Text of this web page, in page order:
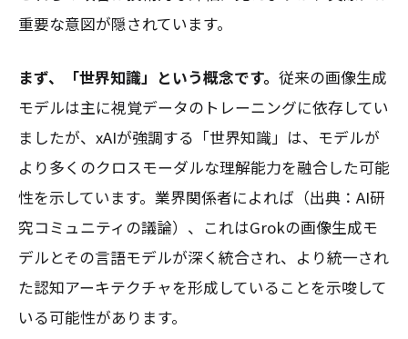
重要な意図が隠されています。
まず、「世界知識」という概念です。 従来の画像生成
モデルは主に視覚データのトレーニングに依存してい
ましたが、xAIが強調する「世界知識」は、モデルが
より多くのクロスモーダルな理解能力を融合した可能
性を示しています。業界関係者によれば（出典：AI研
究コミュニティの議論）、これはGrokの画像生成モ
デルとその言語モデルが深く統合され、より統一され
た認知アーキテクチャを形成していることを示唆して
いる可能性があります。